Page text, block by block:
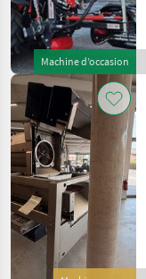
Machine d’occasion